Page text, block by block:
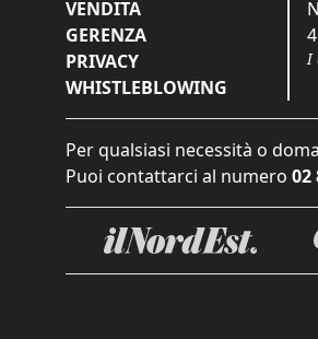
VENDITA
GERENZA
PRIVACY
WHISTLEBLOWING
I
Per qualsiasi necessità o
Puoi contattarci al numero 02